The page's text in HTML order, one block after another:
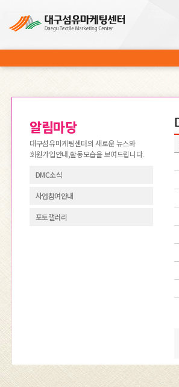
알림마당
대구섬유마케팅센터의 새로운 뉴스와
회원가입안내,활동모습을 보여드립니다.
DMC소식
사업참여안내
포토갤러리